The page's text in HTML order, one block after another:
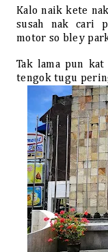
Kalo naik kete
susah nak cari
motor so bley
Tak lama pun
tengok tugu